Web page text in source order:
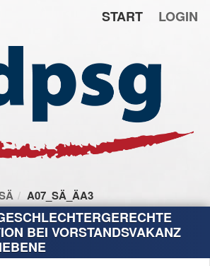
START LOGIN
A07_SÄ_ÄA3
BEI VORSTANDSVAKANZ